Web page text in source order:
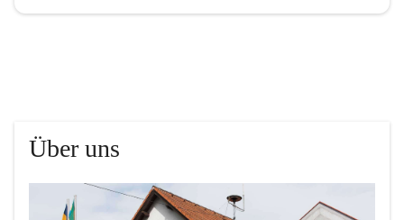
Über uns